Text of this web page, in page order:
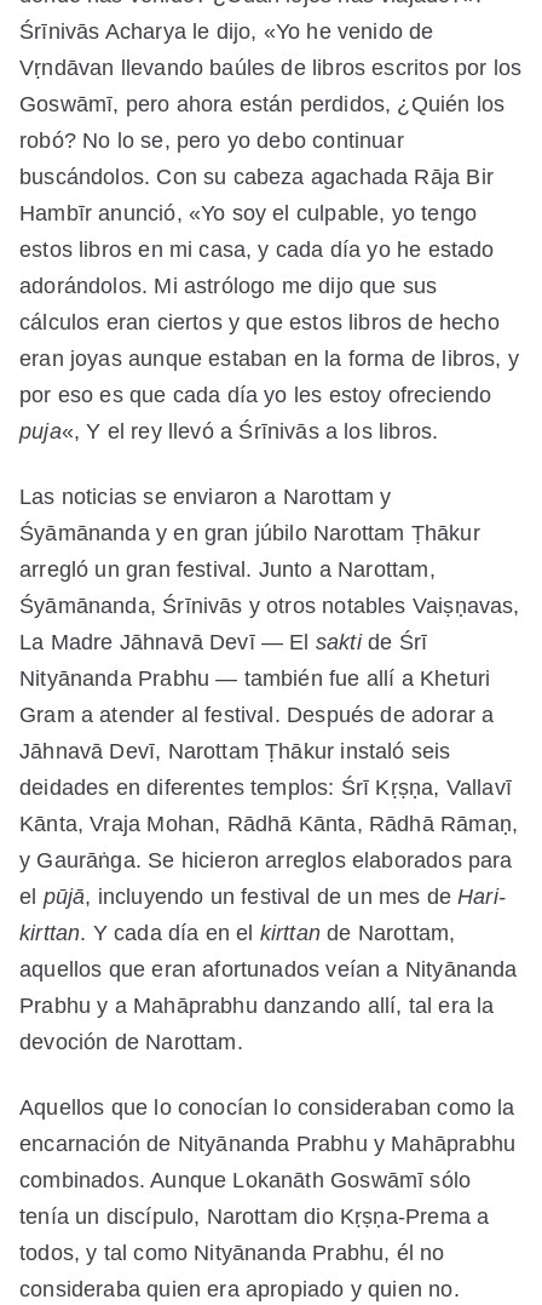
Śrīnivās Acharya le dijo, «Yo he venido de
Vṛndāvan llevando baúles de libros escritos por los
Goswāmī, pero ahora están perdidos, ¿Quién los
robó? No lo se, pero yo debo continuar
buscándolos. Con su cabeza agachada Rāja Bir
Hambīr anunció, «Yo soy el culpable, yo tengo
estos libros en mi casa, y cada día yo he estado
adorándolos. Mi astrólogo me dijo que sus
cálculos eran ciertos y que estos libros de hecho
eran joyas aunque estaban en la forma de libros, y
por eso es que cada día yo les estoy ofreciendo
puja«, Y el rey llevó a Śrīnivās a los libros.
Las noticias se enviaron a Narottam y
Śyāmānanda y en gran júbilo Narottam Ṭhākur
arregló un gran festival. Junto a Narottam,
Śyāmānanda, Śrīnivās y otros notables Vaiṣṇavas,
La Madre Jāhnavā Devī — El saktide Śrī
Nityānanda Prabhu — también fue allí a Kheturi
Gram a atender al festival. Después de adorar a
Jāhnavā Devī, Narottam Ṭhākur instaló seis
deidades en diferentes templos: Śrī Kṛṣṇa, Vallavī
Kānta, Vraja Mohan, Rādhā Kānta, Rādhā Rāmaṇ,
y Gaurāṅga. Se hicieron arreglos elaborados para
el pūjā, incluyendo un festival de un mes deHari-
kirttan. Y cada día en el kirttande Narottam,
aquellos que eran afortunados veían a Nityānanda
Prabhu y a Mahāprabhu danzando allí, tal era la
devoción de Narottam.
Aquellos que lo conocían lo consideraban como la
encarnación de Nityānanda Prabhu y Mahāprabhu
combinados. Aunque Lokanāth Goswāmī sólo
tenía un discípulo, Narottam dio Kṛṣṇa-Prema a
todos, y tal como Nityānanda Prabhu, él no
consideraba quien era apropiado y quien no.